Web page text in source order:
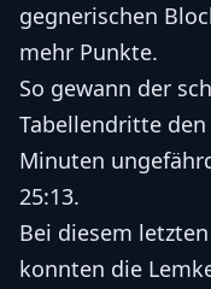
gegnerischen
mehr Punkte.
So gewann der
Tabellendritte
Minuten
25:13.
Bei diesem
konnten die